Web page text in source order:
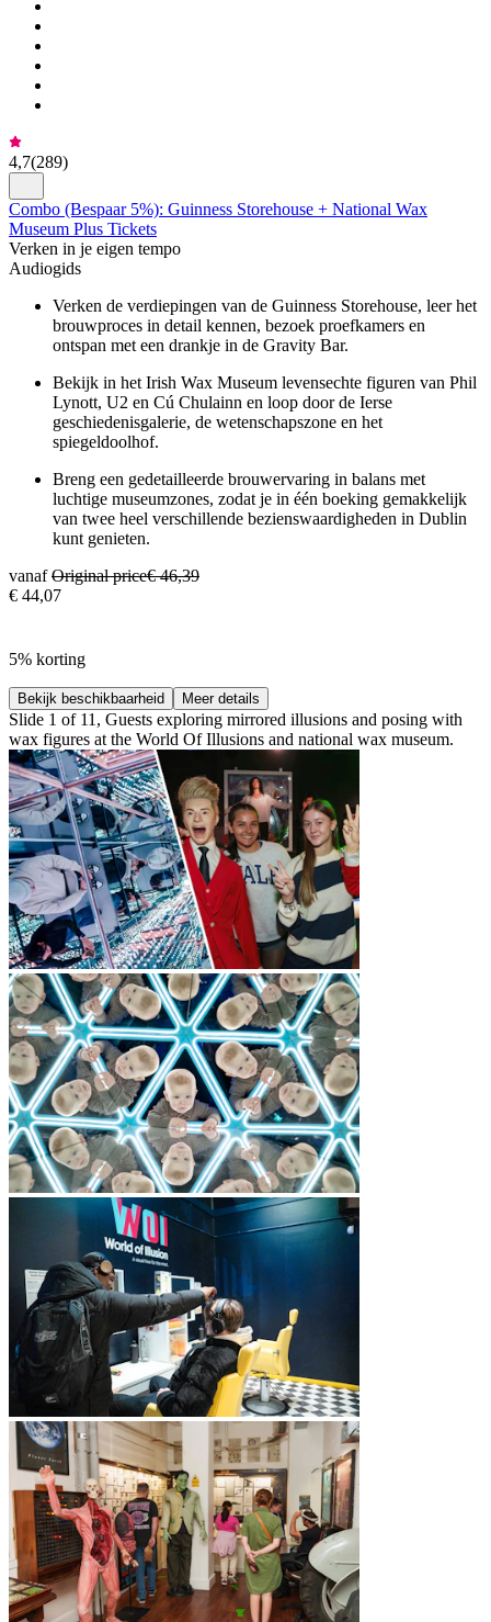
4,7(289)
Combo (Bespaar 5%): Guinness Storehouse + National Wax
Museum Plus Tickets
Verken in je eigen tempo
Audiogids
Verken de verdiepingen van de Guinness Storehouse, leer het
brouwproces in detail kennen, bezoek proefkamers en
ontspan met een drankje in de Gravity Bar.
Bekijk in het Irish Wax Museum levensechte figuren van Phil
Lynott, U2 en Cú Chulainn en loop door de Ierse
geschiedenisgalerie, de wetenschapszone en het
spiegeldoolhof.
Breng een gedetailleerde brouwervaring in balans met
luchtige museumzones, zodat je in één boeking gemakkelijk
van twee heel verschillende bezienswaardigheden in Dublin
kunt genieten.
vanafOriginal price€ 46,39
€ 44,07
5% korting
Bekijk beschikbaarheid Meer details
Slide 1 of 11, Guests exploring mirrored illusions and posing with
wax figures at the World Of Illusions and national wax museum.